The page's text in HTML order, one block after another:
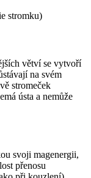
stromku)
větví se vytvoří
na svém
stromeček
ústa a nemůže
svoji magenergii,
přenosu